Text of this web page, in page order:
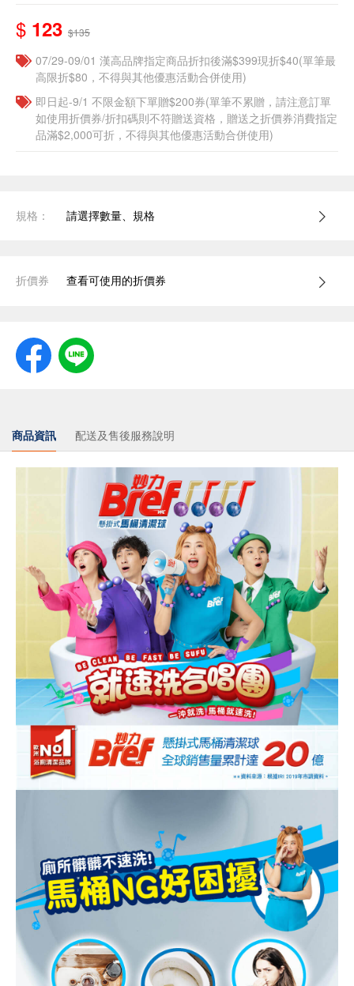
$ 123 $135
07/29-09/01 漢高品牌指定商品折扣後滿$399現折$40(單筆最
高限折$80，不得與其他優惠活動合併使用)
即日起-9/1 不限金額下單贈$200券(單筆不累贈，請注意訂單
如使用折價券/折扣碼則不符贈送資格，贈送之折價券消費指定
品滿$2,000可折，不得與其他優惠活動合併使用)
規格： 請選擇數量、規格
折價券 查看可使用的折價券
商品資訊 配送及售後服務說明